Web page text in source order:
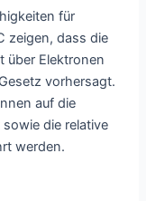
für
zeigen, dass die
über Elektronen
vorhersagt.
auf die
die relative
werden.